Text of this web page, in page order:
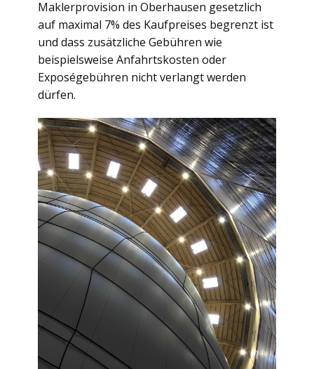
Maklerprovision in Oberhausen gesetzlich
auf maximal 7% des Kaufpreises begrenzt ist
und dass zusätzliche Gebühren wie
beispielsweise Anfahrtskosten oder
Exposégebühren nicht verlangt werden
dürfen.